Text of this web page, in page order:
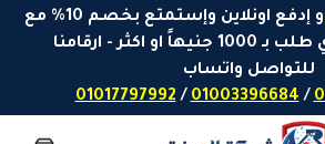
او إدفع اونلاين وإستمتع بخصم 10% مع
شحن مجاني لأي طلب بـ 1000 جنيهاً او اكثر - ارقامنا
للتواصل واتساب
/
01003396684
/
01017797992